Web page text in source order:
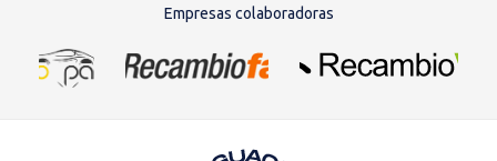
Empresas colaboradoras